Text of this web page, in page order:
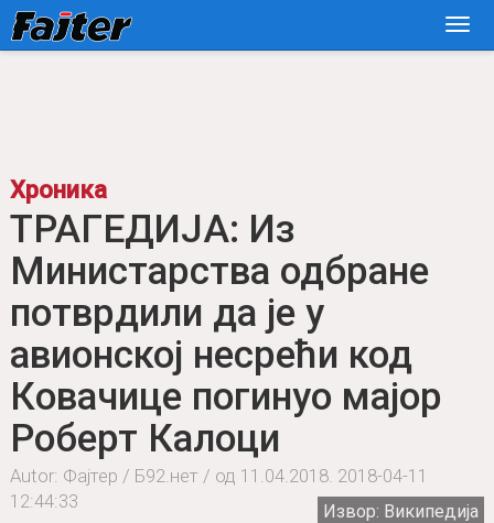
Хроника
ТРАГЕДИЈА: Из
Министарства одбране
потврдили да је у
авионској несрећи код
Ковачице погинуо мајор
Роберт Калоци
Autor: Фајтер / Б92.нет / од 11.04.2018. 2018-04-11
12:44:33
Извор: Википедија